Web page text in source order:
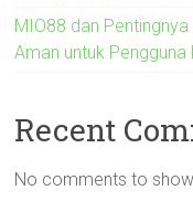
MIO88 dan
Aman untuk Pengguna
Recent
No comments to show.